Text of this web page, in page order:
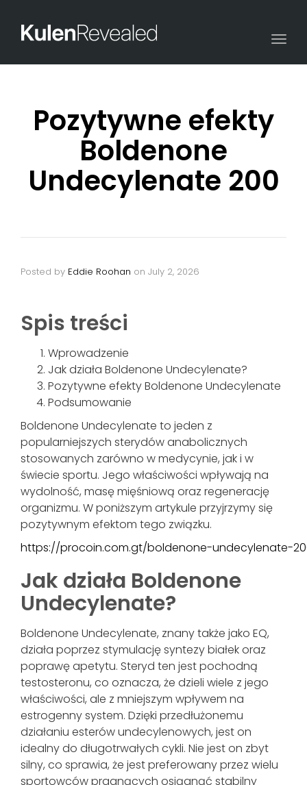
Pozytywne efekty
Boldenone
Undecylenate 200
Posted by Eddie Roohan on July 2, 2026
Spis treści
Wprowadzenie
Jak działa Boldenone Undecylenate?
Pozytywne efekty Boldenone Undecylenate
Podsumowanie
Boldenone Undecylenate to jeden z
popularniejszych sterydów anabolicznych
stosowanych zarówno w medycynie, jak i w
świecie sportu. Jego właściwości wpływają na
wydolność, masę mięśniową oraz regenerację
organizmu. W poniższym artykule przyjrzymy się
pozytywnym efektom tego związku.
https://procoin.com.gt/boldenone-undecylenate-
Jak działa Boldenone
Undecylenate?
Boldenone Undecylenate, znany także jako EQ,
działa poprzez stymulację syntezy białek oraz
poprawę apetytu. Steryd ten jest pochodną
testosteronu, co oznacza, że dzieli wiele z jego
właściwości, ale z mniejszym wpływem na
estrogenny system. Dzięki przedłużonemu
działaniu esterów undecylenowych, jest on
idealny do długotrwałych cykli. Nie jest on zbyt
silny, co sprawia, że jest preferowany przez wielu
sportowców pragnących osiągnąć stabilny